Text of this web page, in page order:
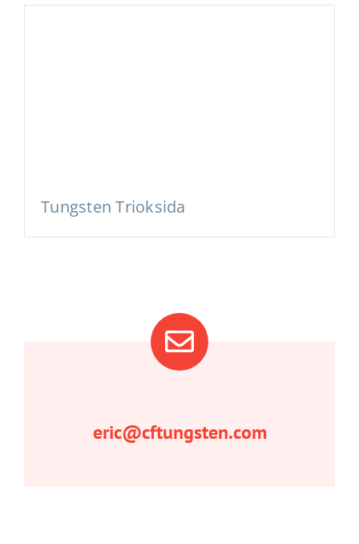
Tungsten Trioksida
eric@cftungsten.com